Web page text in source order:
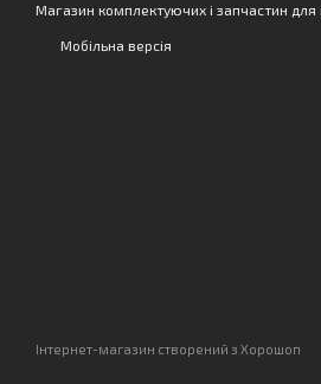
Магазин комплектуючих і запчастин для
Мобільна версія
Інтернет-магазин створений з Хорошоп